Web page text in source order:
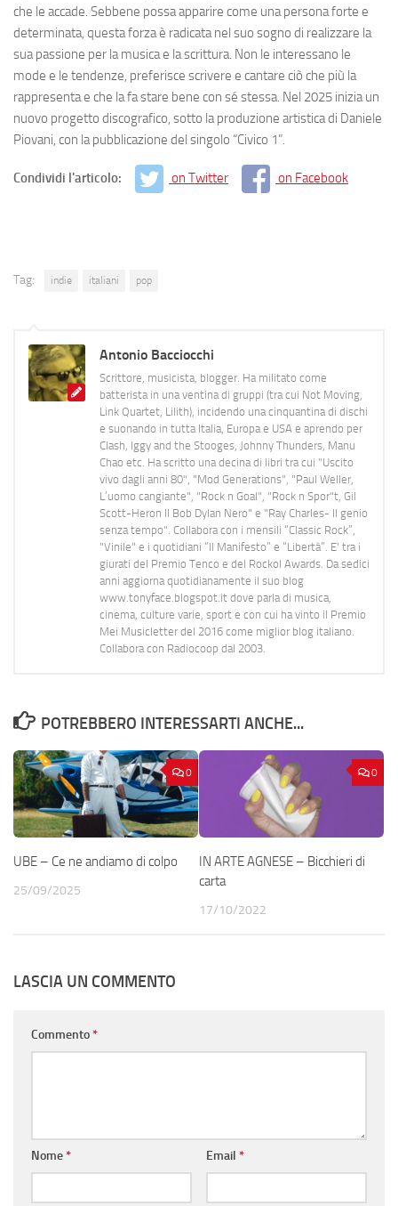
che le accade. Sebbene possa apparire come una persona forte e
determinata, questa forza è radicata nel suo sogno di realizzare la
sua passione per la musica e la scrittura. Non le interessano le
mode e le tendenze, preferisce scrivere e cantare ciò che più la
rappresenta e che la fa stare bene con sé stessa. Nel 2025 inizia un
nuovo progetto discografico, sotto la produzione artistica di Daniele
Piovani, con la pubblicazione del singolo “Civico 1”.
Condividi l'articolo: on Twitter on Facebook
Tag: indie italiani pop
Antonio Bacciocchi
Scrittore, musicista, blogger. Ha militato come
batterista in una ventina di gruppi (tra cui Not Moving,
Link Quartet, Lilith), incidendo una cinquantina di dischi
e suonando in tutta Italia, Europa e USA e aprendo per
Clash, Iggy and the Stooges, Johnny Thunders, Manu
Chao etc. Ha scritto una decina di libri tra cui "Uscito
vivo dagli anni 80", "Mod Generations", "Paul Weller,
L’uomo cangiante", "Rock n Goal", "Rock n Spor"t, Gil
Scott-Heron Il Bob Dylan Nero" e "Ray Charles- Il genio
senza tempo". Collabora con i mensili “Classic Rock”,
"Vinile" e i quotidiani “Il Manifesto” e “Libertà”. E' tra i
giurati del Premio Tenco e del Rockol Awards. Da sedici
anni aggiorna quotidianamente il suo blog
www.tonyface.blogspot.it dove parla di musica,
cinema, culture varie, sport e con cui ha vinto il Premio
Mei Musicletter del 2016 come miglior blog italiano.
Collabora con Radiocoop dal 2003.
POTREBBERO INTERESSARTI ANCHE...
0
UBE – Ce ne andiamo di colpo
25/09/2025
0
IN ARTE AGNESE – Bicchieri di
carta
17/10/2022
LASCIA UN COMMENTO
Commento*
Nome* Email *